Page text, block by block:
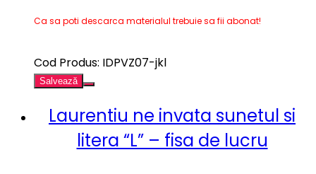
Ca sa poti descarca materialul trebuie sa fii abonat!
Cod Produs: IDPVZ07-jkl
Salvează
Laurentiu ne invata sunetul si
litera “L” – fisa de lucru